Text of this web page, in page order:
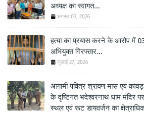
अध्यक्ष का स्वागत...
अगस्त 03, 2026
हत्या का प्रयास करने के आरोप में
अभियुक्त गिरफ्तार...
जुलाई 27, 2026
आगामी पवित्र श्रावण मास एवं कांवड़
के दृष्टिगत भदेश्वरनाथ धाम मंदिर पर
स्थल एवं रूट डायवर्जन का